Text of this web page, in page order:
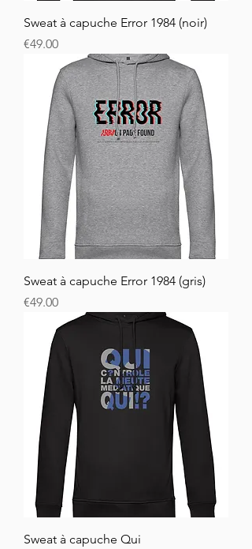
Sweat à capuche Error 1984 (noir)
Price
€49.00
Sweat à capuche Error 1984 (gris)
Price
€49.00
Sweat à capuche Qui